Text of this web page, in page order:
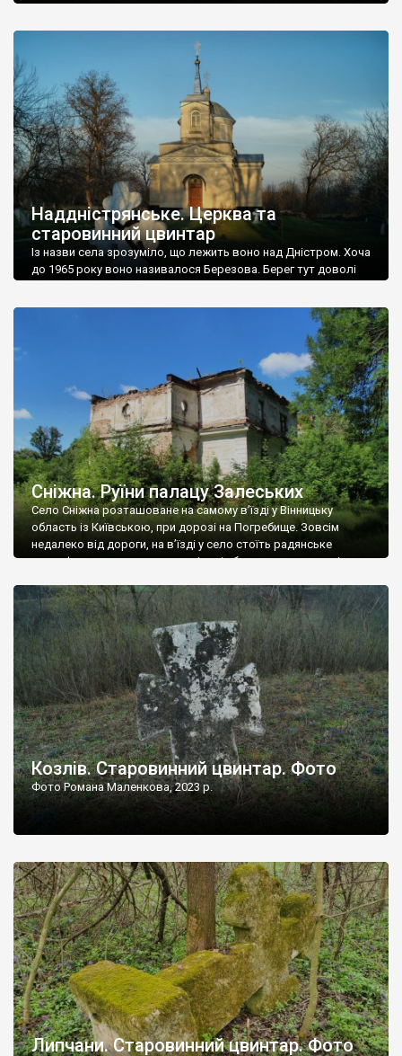
старовинний цвинтар із кам’яними хрестами. Всі епітафії, які
збереглися, написані кирилицею, церковнослов’янською
мовою. За всіма традиційними ознаками – цвинтар
український. Хрести датуються 19 століттям. У 1924-1940
роках Болган […]
Наддністрянське. Церква та
старовинний цвинтар
Із назви села зрозуміло, що лежить воно над Дністром. Хоча
до 1965 року воно називалося Березова. Берег тут доволі
Наддністрянське відрізняється від більшості навколишніх
сіл. У селі є мурована Михайлівська церква. Точної дати […]
Сніжна. Руїни палацу Залеських
Село Сніжна розташоване на самому в’їзді у Вінницьку
область із Київською, при дорозі на Погребище. Зовсім
недалеко від дороги, на в’їзді у село стоїть радянське
рельєфне пано, яке показує жінку і яблуню, а трохи далі, десь
не видно, але видно дві стареньких колії у траві – […]
Козлів. Старовинний цвинтар. Фото
Фото Романа Маленкова, 2023 р.
Липчани. Старовинний цвинтар. Фото